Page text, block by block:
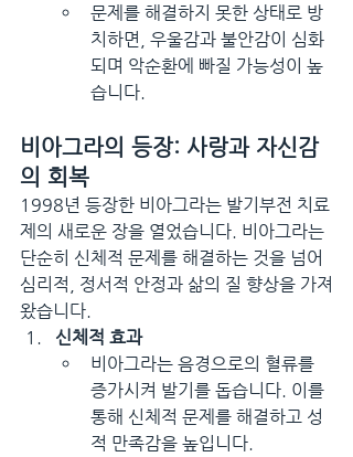
문제를 해결하지 못한 상태로 방
치하면, 우울감과 불안감이 심화
되며 악순환에 빠질 가능성이 높
습니다.
비아그라의 등장: 사랑과 자신감
의 회복
1998년 등장한 비아그라는 발기부전 치료
제의 새로운 장을 열었습니다. 비아그라는
단순히 신체적 문제를 해결하는 것을 넘어
심리적, 정서적 안정과 삶의 질 향상을 가져
왔습니다.
신체적 효과
비아그라는 음경으로의 혈류를
증가시켜 발기를 돕습니다. 이를
통해 신체적 문제를 해결하고 성
적 만족감을 높입니다.